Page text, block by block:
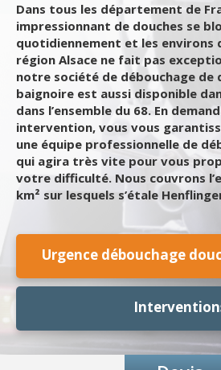
Dans tous les département de
impressionnant de douches se
quotidiennement et les environs
région Alsace ne fait pas
notre société de débouchage de
baignoire est aussi disponible
dans l’ensemble du 68. En
intervention, vous vous
une équipe professionnelle de
qui agira très vite pour vous
votre difficulté. Nous couvrons
km² sur lesquels s’étale
Urgence débouchage